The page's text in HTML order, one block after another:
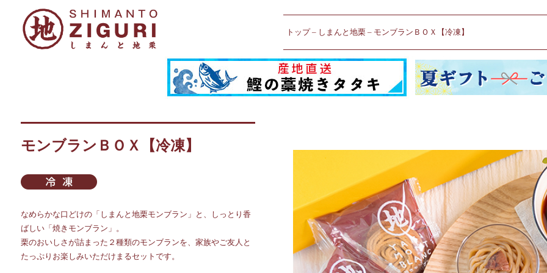
トップ しまんと地栗 モンブランＢＯＸ【冷凍】
モンブランＢＯＸ【冷凍】
なめらかな口どけの「しまんと地栗モンブラン」と、しっとり香
ばしい「焼きモンブラン」。
栗のおいしさが詰まった２種類のモンブランを、家族やご友人と
たっぷりお楽しみいただけまるセットです。